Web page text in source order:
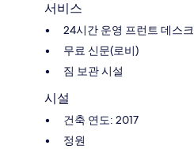
서비스
24시간 운영 프런트 데스크
무료 신문(로비)
짐 보관 시설
시설
건축 연도: 2017
정원